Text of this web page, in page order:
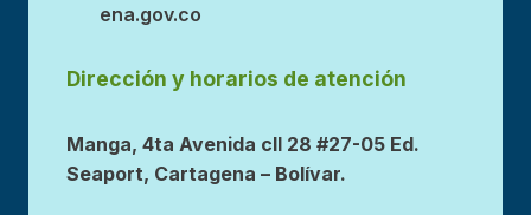
ena.gov.co
Dirección y horarios de atención
Manga, 4ta Avenida cll 28 #27-05 Ed.
Seaport, Cartagena – Bolívar.